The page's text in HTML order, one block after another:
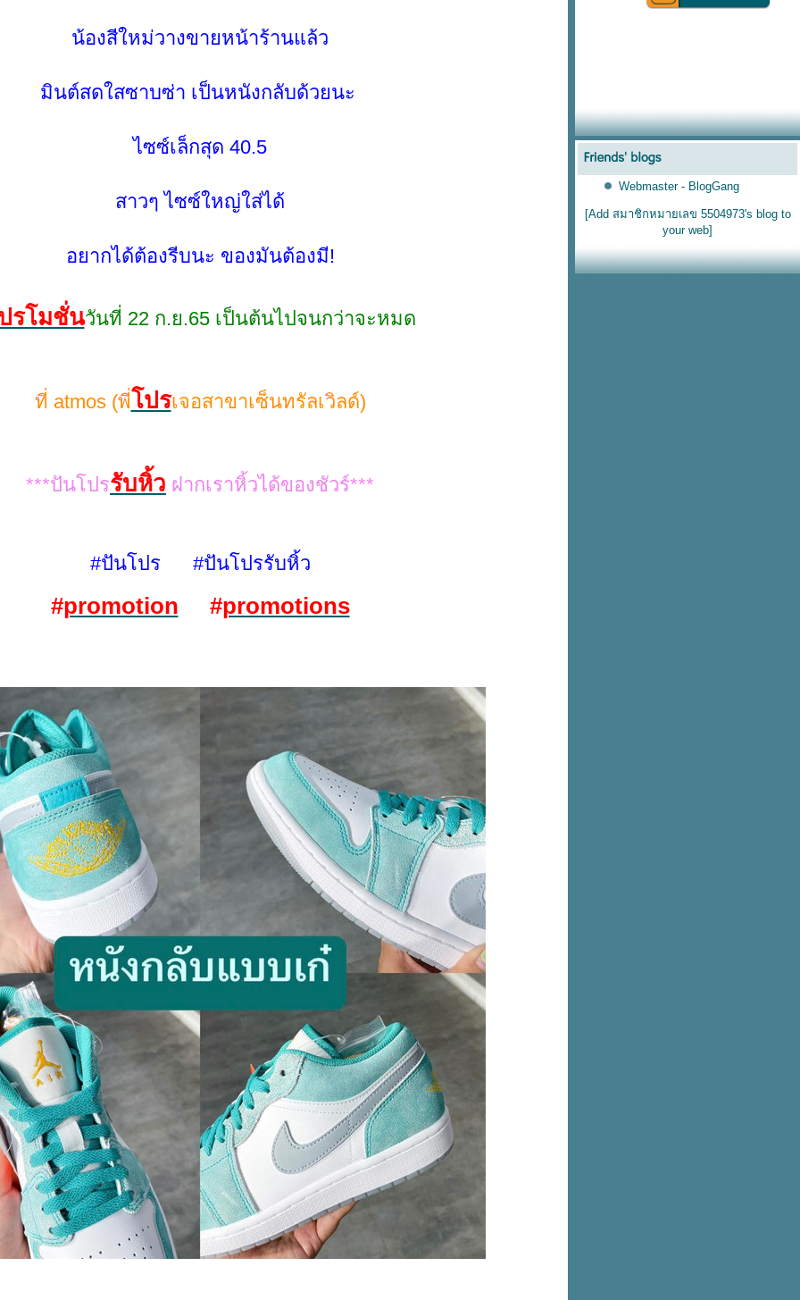
น้องสีใหม่วางขายหน้าร้านแล้ว
มินต์สดใสซาบซ่า เป็นหนังกลับด้วยนะ
ไซซ์เล็กสุด 40.5
สาวๆ ไซซ์ใหญ่ใส่ได้
อยากได้ต้องรีบนะ ของมันต้องมี!
โมชั่นวันที่ 22 ก.ย.65 เป็นต้นไปจนกว่าจะหมด
ที่ atmos (พี่ปรเจอสาขาเซ็นทรัลเวิลด์)
***ปันโปรรับหิ้ว ฝากเราหิ้วได้ของชัวร์***
#ปันโปร #ปันโปรรับหิ้ว
#promotion #promotions
Webmaster - BlogGang
[Add สมาชิกหมายเลข 5504973's blog to
your web]